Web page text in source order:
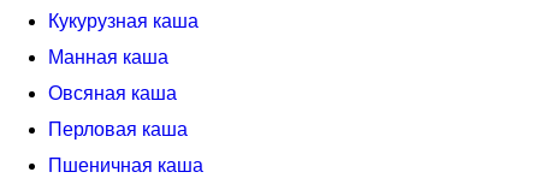
Кукурузная каша
Манная каша
Овсяная каша
Перловая каша
Пшеничная каша